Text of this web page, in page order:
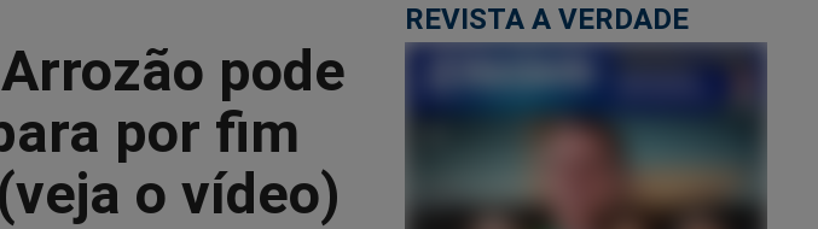
pode
por fim
o vídeo)
REVISTA A VERDADE